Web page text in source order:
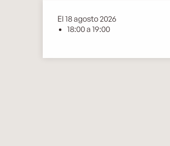
El 18 agosto 2026
18:00 a 19:00